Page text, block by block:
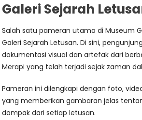
Galeri Sejarah
Salah satu pameran utama di Museum
Galeri Sejarah Letusan. Di sini,
dokumentasi visual dan artefak dari
Merapi yang telah terjadi sejak zaman
Pameran ini dilengkapi dengan foto,
yang memberikan gambaran jelas
dampak dari setiap letusan.